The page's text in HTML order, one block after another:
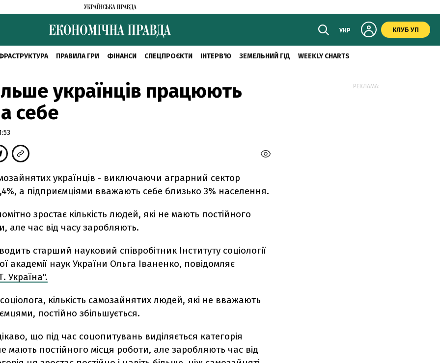
УКР КЛУБ УП
ПРАВИЛА ГРИ ФІНАНСИ СПЕЦПРОЄКТИ ІНТЕРВ'Ю ЗЕМЕЛЬНИЙ ГІД WEEKLY CHARTS
українців працюють
себе
українців - виключаючи аграрний сектор
а підприємціями вважають себе близько 3% населення.
зростає кількість людей, які не мають постійного
але час від часу заробляють.
старший науковий співробітник Інституту соціології
академії наук України Ольга Іваненко, повідомляє
Україна".
кількість самозайнятих людей, які не вважають
постійно збільшується.
що під час соцопитувань виділяється категорія
мають постійного місця роботи, але заробляють час від
РЕКЛАМА: